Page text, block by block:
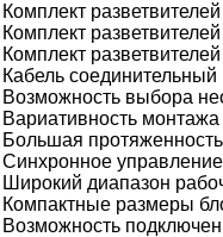
Комплект
Комплект
Комплект
Кабель
Возможность выбора
Вариативность монтажа
Большая
Синхронное
Широкий диапазон
Компактные размеры
Возможность